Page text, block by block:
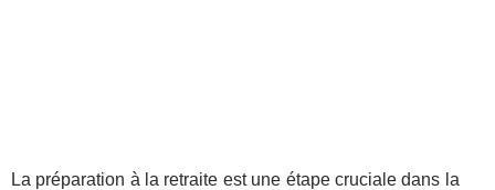
La préparation à la retraite est une étape cruciale dans la